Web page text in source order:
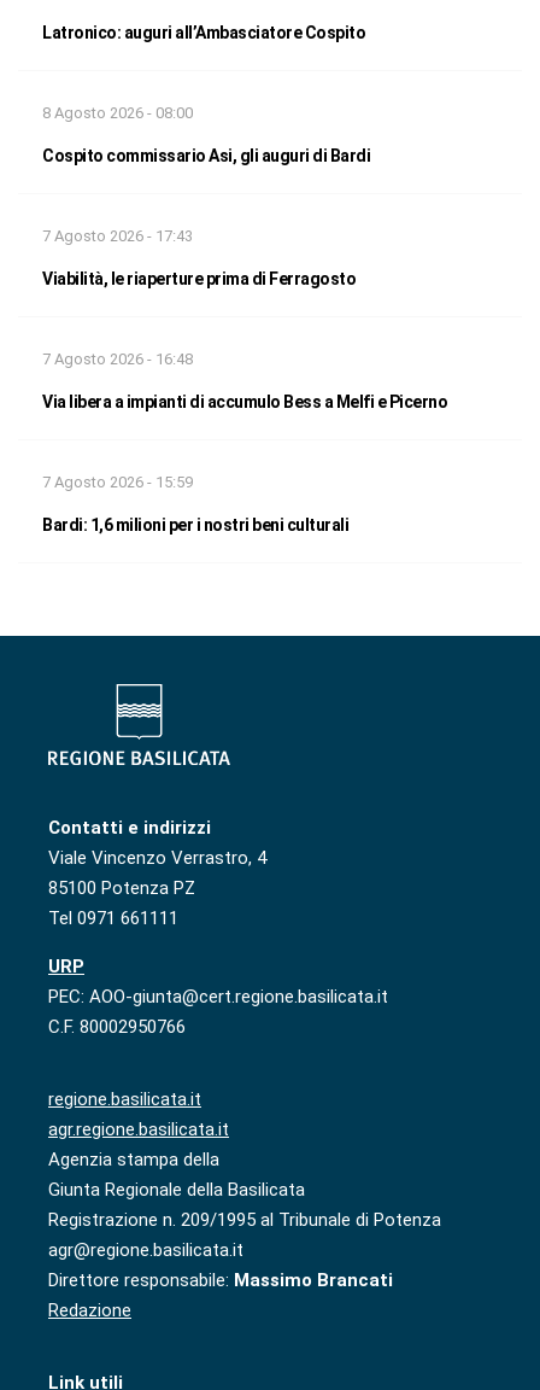
Latronico: auguri all’Ambasciatore Cospito
8 Agosto 2026 - 08:00
Cospito commissario Asi, gli auguri di Bardi
7 Agosto 2026 - 17:43
Viabilità, le riaperture prima di Ferragosto
7 Agosto 2026 - 16:48
Via libera a impianti di accumulo Bess a Melfi e Picerno
7 Agosto 2026 - 15:59
Bardi: 1,6 milioni per i nostri beni culturali
Contatti e indirizzi
Viale Vincenzo Verrastro, 4
85100 Potenza PZ
Tel 0971 661111
URP
PEC: AOO-giunta@cert.regione.basilicata.it
C.F. 80002950766
regione.basilicata.it
agr.regione.basilicata.it
Agenzia stampa della
Giunta Regionale della Basilicata
Registrazione n. 209/1995 al Tribunale di Potenza
agr@regione.basilicata.it
Direttore responsabile: Massimo Brancati
Redazione
Link utili